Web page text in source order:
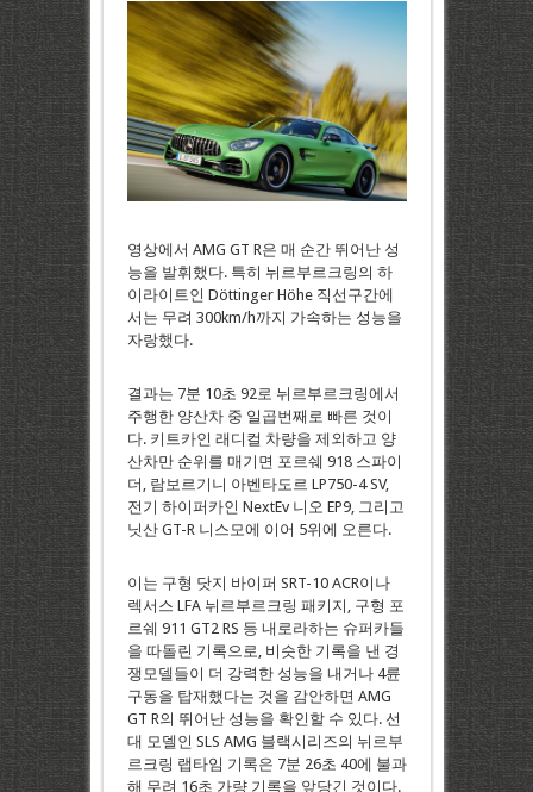
영상에서 AMG GT R은 매 순간 뛰어난 성
능을 발휘했다. 특히 뉘르부르크링의 하
이라이트인 Döttinger Höhe 직선구간에
서는 무려 300km/h까지 가속하는 성능을
자랑했다.
결과는 7분 10초 92로 뉘르부르크링에서
주행한 양산차 중 일곱번째로 빠른 것이
다. 키트카인 래디컬 차량을 제외하고 양
산차만 순위를 매기면 포르쉐 918 스파이
더, 람보르기니 아벤타도르 LP750-4 SV,
전기 하이퍼카인 NextEv 니오 EP9, 그리고
닛산 GT-R 니스모에 이어 5위에 오른다.
이는 구형 닷지 바이퍼 SRT-10 ACR이나
렉서스 LFA 뉘르부르크링 패키지, 구형 포
르쉐 911 GT2 RS 등 내로라하는 슈퍼카들
을 따돌린 기록으로, 비슷한 기록을 낸 경
쟁모델들이 더 강력한 성능을 내거나 4륜
구동을 탑재했다는 것을 감안하면 AMG
GT R의 뛰어난 성능을 확인할 수 있다. 선
대 모델인 SLS AMG 블랙시리즈의 뉘르부
르크링 랩타임 기록은 7분 26초 40에 불과
해 무려 16초 가량 기록을 앞당긴 것이다.